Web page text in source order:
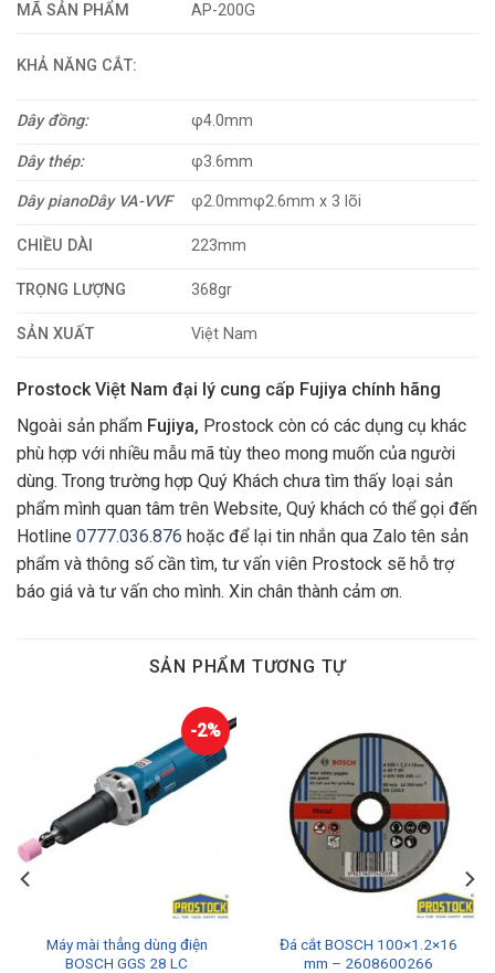
MÃ SẢN PHẨM AP-200G
KHẢ NĂNG CẮT:
Dây đồng: φ4.0mm
Dây thép: φ3.6mm
Dây pianoDây VA-VVF φ2.0mmφ2.6mm x 3 lõi
CHIỀU DÀI 223mm
TRỌNG LƯỢNG 368gr
SẢN XUẤT Việt Nam
Prostock Việt Nam đại lý cung cấp Fujiya chính hãng
Ngoài sản phẩm Fujiya, Prostock còn có các dụng cụ khác
phù hợp với nhiều mẫu mã tùy theo mong muốn của người
dùng. Trong trường hợp Quý Khách chưa tìm thấy loại sản
phẩm mình quan tâm trên Website, Quý khách có thể gọi đến
Hotline 0777.036.876 hoặc để lại tin nhắn qua Zalo tên sản
phẩm và thông số cần tìm, tư vấn viên Prostock sẽ hỗ trợ
báo giá và tư vấn cho mình. Xin chân thành cảm ơn.
SẢN PHẨM TƯƠNG TỰ
-2%
Máy mài thẳng dùng điện
BOSCH GGS 28 LC
Đá cắt BOSCH 100×1.2×16
mm – 2608600266